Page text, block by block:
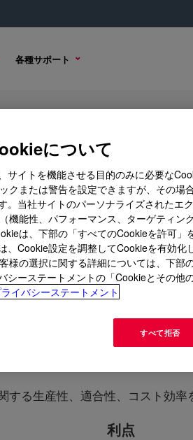
各種サポート
購入オプション
る生産性、適合性、コスト効率
利点
について
サイトを機能させる目的のみに必要な
クまたは警告を設定できますが、その場
。当社サイトのパーソナライズされたエ
機能性、パフォーマンス、ターゲティン
は、下部の「すべてのCookieを許可」
、Cookie設定を調整してCookieを有効化
様の選択に関する詳細については、下部
シーステートメントの「Cookieとその他
イバシーステートメント
すべて拒否